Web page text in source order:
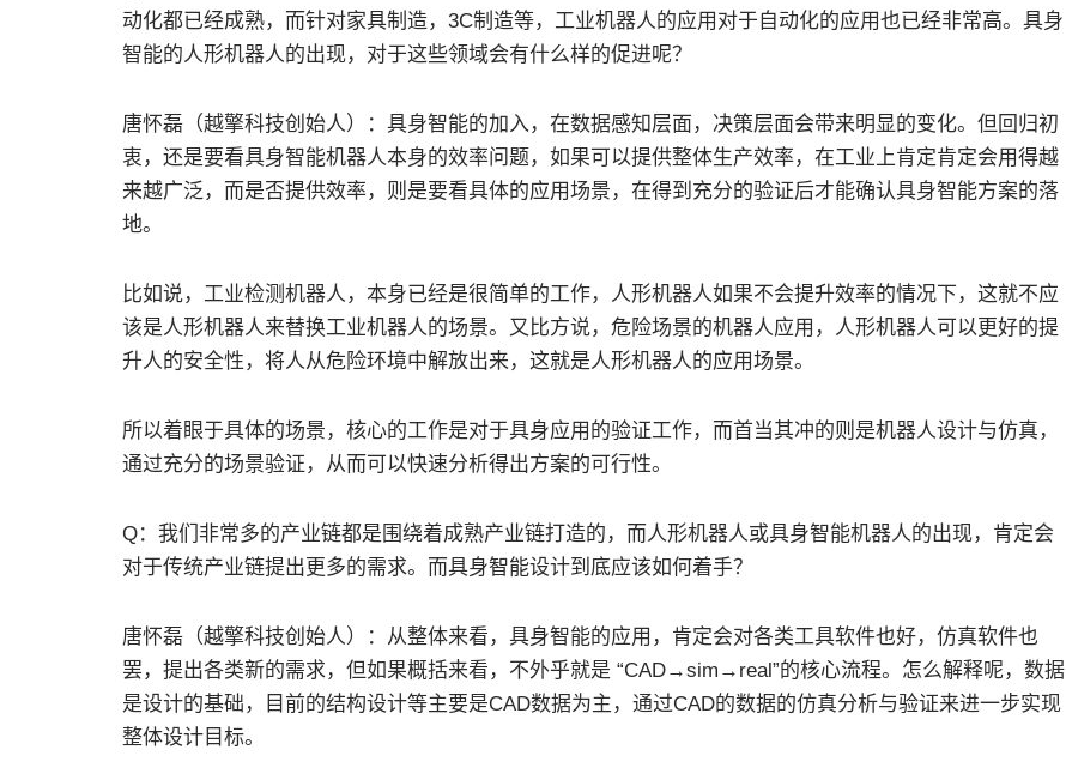
动化都已经成熟，而针对家具制造，3C制造等，工业机器人的应用对于自动化的应用也已经非常高。具身
智能的人形机器人的出现，对于这些领域会有什么样的促进呢？
唐怀磊（越擎科技创始人）：具身智能的加入，在数据感知层面，决策层面会带来明显的变化。但回归初
衷，还是要看具身智能机器人本身的效率问题，如果可以提供整体生产效率，在工业上肯定肯定会用得越
来越广泛，而是否提供效率，则是要看具体的应用场景，在得到充分的验证后才能确认具身智能方案的落
地。
比如说，工业检测机器人，本身已经是很简单的工作，人形机器人如果不会提升效率的情况下，这就不应
该是人形机器人来替换工业机器人的场景。又比方说，危险场景的机器人应用，人形机器人可以更好的提
升人的安全性，将人从危险环境中解放出来，这就是人形机器人的应用场景。
所以着眼于具体的场景，核心的工作是对于具身应用的验证工作，而首当其冲的则是机器人设计与仿真，
通过充分的场景验证，从而可以快速分析得出方案的可行性。
Q：我们非常多的产业链都是围绕着成熟产业链打造的，而人形机器人或具身智能机器人的出现，肯定会
对于传统产业链提出更多的需求。而具身智能设计到底应该如何着手？
唐怀磊（越擎科技创始人）：从整体来看，具身智能的应用，肯定会对各类工具软件也好，仿真软件也
罢，提出各类新的需求，但如果概括来看，不外乎就是 “CAD→sim→real”的核心流程。怎么解释呢，数据
是设计的基础，目前的结构设计等主要是CAD数据为主，通过CAD的数据的仿真分析与验证来进一步实现
整体设计目标。